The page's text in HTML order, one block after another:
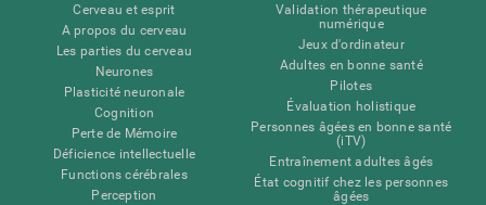
Cerveau et esprit
A propos du cerveau
Les parties du cerveau
Neurones
Plasticité neuronale
Cognition
Perte de Mémoire
Déficience intellectuelle
Functions cérébrales
Perception
Validation thérapeutique
numérique
Jeux d'ordinateur
Adultes en bonne santé
Pilotes
Évaluation holistique
Personnes âgées en bonne santé
(iTV)
Entraînement adultes âgés
État cognitif chez les personnes
âgées